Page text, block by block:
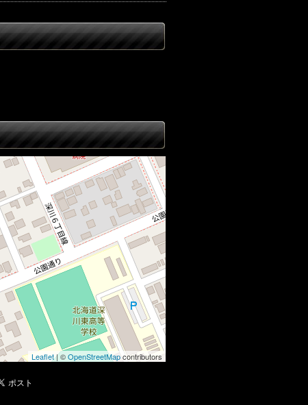
Leaflet| ©OpenStreetMapcontributors